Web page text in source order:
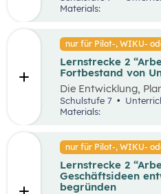
beurteilen und
können.
Wirtschaft ist es von
organisatorischer
am Markt
benötigt es
Intrapreneur:innen,
Eigenschaften
große Rolle in
Arbeitsplätze
voranbringen und
widmet sich
von
Intrapreneur:innen.
Materials:
nur für Pilot-, WIKU-
Lernstrecke 2
Fortbestand von
Die Entwicklung,
guten
eines erfolgreichen
Faktoren ab.
Unterrichtsszenario
Kriterien für das
Unternehmen näher
Schulstufe 7
Materials:
nur für Pilot-, WIKU-
Lernstrecke 2
Geschäftsideen
begründen